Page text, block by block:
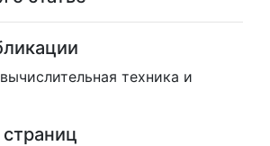
техника и